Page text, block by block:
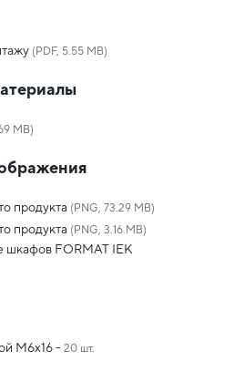
(PDF, 5.55 MB)
MB)
продукта (PNG, 73.29 MB)
продукта (PNG, 3.16 MB)
шкафов FORMAT IEK
М6х16 - 20 шт.